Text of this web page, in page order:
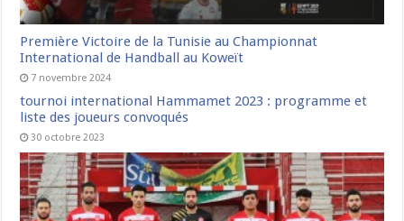
Première Victoire de la Tunisie au Championnat
International de Handball au Koweït
7 novembre 2024
tournoi international Hammamet 2023 : programme et
liste des joueurs convoqués
30 octobre 2023